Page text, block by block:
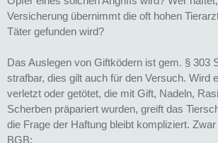
Versicherung übernimmt die oft hohen
Täter gefunden wird?
Das Auslegen von Giftködern ist gem. § 303
strafbar, dies gilt auch für den Versuch. Wird
verletzt oder getötet, die mit Gift, Nadeln,
Scherben präpariert wurden, greift das
die Frage der Haftung bleibt kompliziert.
BGB: